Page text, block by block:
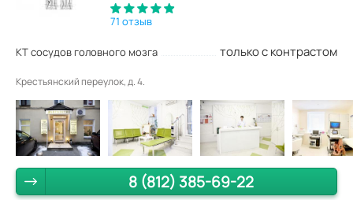
71 отзыв
КТ сосудов головного мозга только с контрастом
Крестьянский переулок, д. 4.
8 (812) 385-69-22